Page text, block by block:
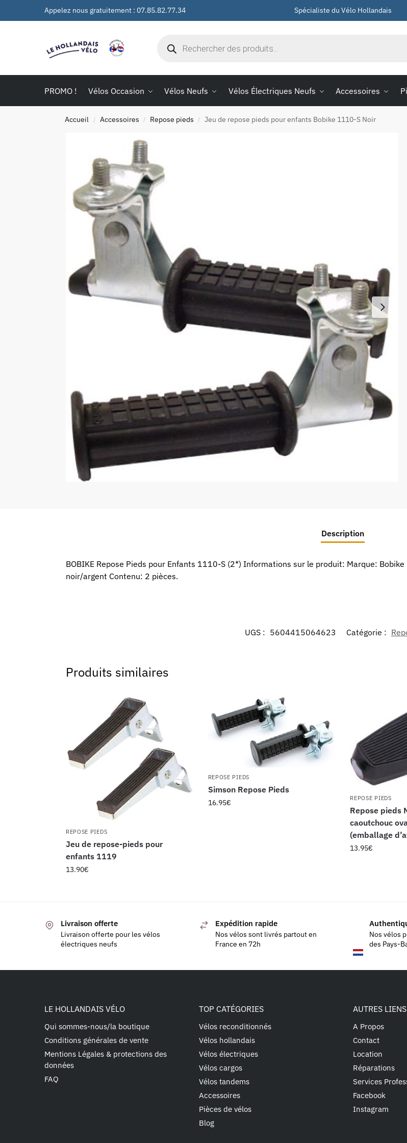
Appelez nous gratuitement : 07.85.82.77.34 Spécialiste du Vélo Hollandais
PROMO ! Vélos Occasion Vélos Neufs Vélos Électriques Neufs Accessoires
Accueil / Accessoires / Repose pieds / Jeu de repose pieds pour enfants Bobike 1110-S Noir
Description
BOBIKE Repose Pieds pour Enfants 1110-S (2*) Informations sur le produit: Marque:
noir/argent Contenu: 2 pièces.
UGS : 5604415064623 Catégorie :
Produits similaires
REPOSE PIEDS
Jeu de repose-pieds pour
enfants 1119
13.90€
REPOSE PIEDS
Simson Repose Pieds
16.95€
REPOSE PIEDS
Repose pieds
caoutchouc
(emballage
13.95€
Livraison offerte
Livraison offerte pour les vélos
électriques neufs
Expédition rapide
Nos vélos sont livrés partout en
France en 72h
Nos vélos
des Pays-
LE HOLLANDAIS VÉLO
Qui sommes-nous/la boutique
Conditions générales de vente
Mentions Légales & protections des
données
FAQ
TOP CATÉGORIES
Vélos reconditionnés
Vélos hollandais
Vélos électriques
Vélos cargos
Vélos tandems
Accessoires
Pièces de vélos
Blog
AUTRES LIENS
A Propos
Contact
Location
Réparations
Services
Facebook
Instagram